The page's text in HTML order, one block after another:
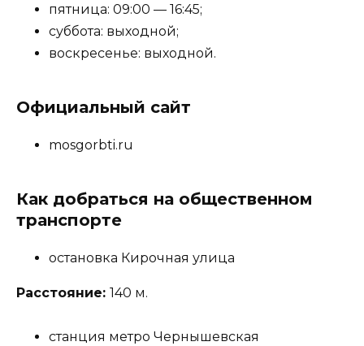
пятница: 09:00 — 16:45;
суббота: выходной;
воскресенье: выходной.
Официальный сайт
mosgorbti.ru
Как добраться на общественном
транспорте
остановка Кирочная улица
Расстояние: 140 м.
станция метро Чернышевская